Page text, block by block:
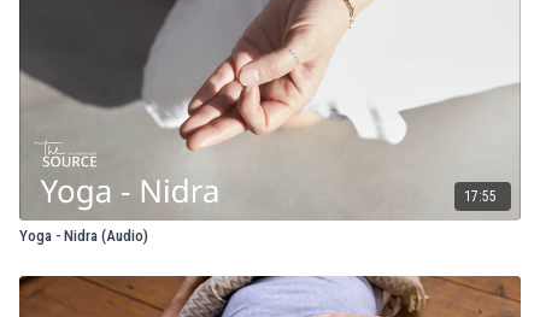
17:55
Yoga - Nidra (Audio)